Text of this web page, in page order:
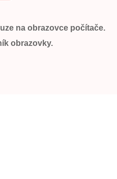
na obrazovce počítače.
obrazovky.